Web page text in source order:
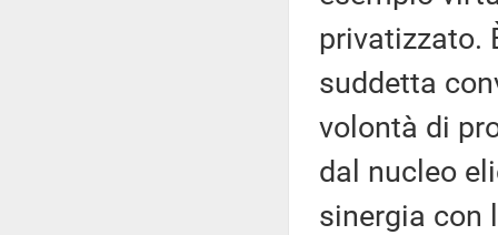
privatizzato.
suddetta
volontà di
dal nucleo
sinergia con